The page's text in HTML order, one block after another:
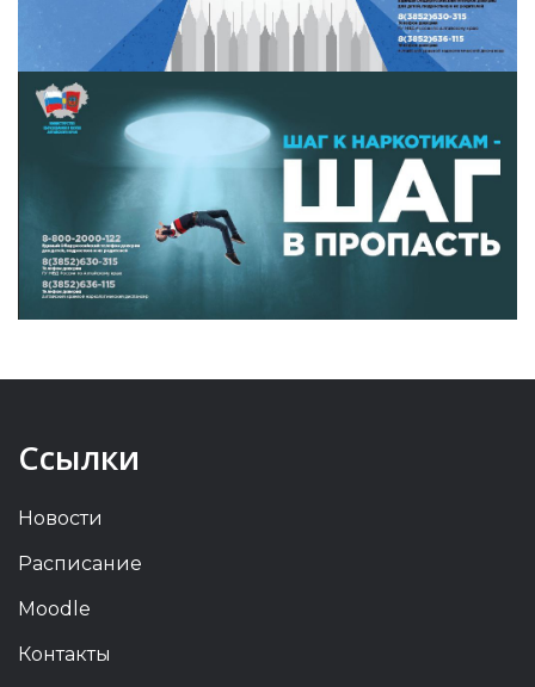
Ссылки
Новости
Расписание
Moodle
Контакты